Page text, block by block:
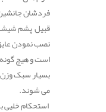
فردشان جانشین
قبیل پشم
نصب نمودن
است و هیچ
بسیار سبک
می شوند.
استحکام خلیی